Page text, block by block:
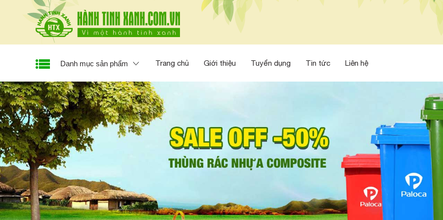
Danh mục sản phẩm Trang chủ Giới thiệu Tuyển dụng Tin tức Liên hệ